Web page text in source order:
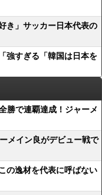
き」サッカー日本代表の
強すぎる「韓国は日本を
勝で連覇達成！ジャーメ
メイン良がデビュー戦で
の逸材を代表に呼ばない